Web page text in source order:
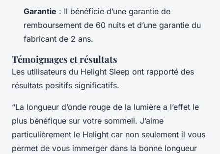
Garantie : Il bénéficie d’une garantie de
remboursement de 60 nuits et d’une garantie du
fabricant de 2 ans.
Témoignages et résultats
Les utilisateurs du Helight Sleep ont rapporté des
résultats positifs significatifs.
“La longueur d’onde rouge de la lumière a l’effet le
plus bénéfique sur votre sommeil. J’aime
particulièrement le Helight car non seulement il vous
permet de vous immerger dans la bonne longueur